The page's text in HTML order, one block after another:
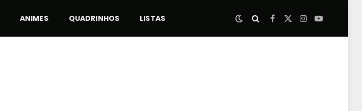
ANIMES QUADRINHOS LISTAS Facebook
X
Instagram
YouTube